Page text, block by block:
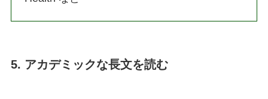
5. アカデミックな長文を読む